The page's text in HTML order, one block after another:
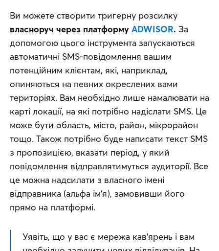
власноруч через платформу ADWISOR. За
допомогою цього інструмента запускаються
автоматичні SMS-повідомлення вашим
потенційним клієнтам, які, наприклад,
опиняються на певних окреслених вами
територіях. Вам необхідно лише намалювати на
карті локації, на які потрібно надіслати SMS. Це
може бути область, місто, район, мікрорайон
тощо. Також потрібно буде написати текст SMS
з пропозицією, вказати період, у який
повідомлення відправлятимуться аудиторії. Все
це можна надсилати з власного імені
відправника (альфа ім’я), замовивши його
прямо на платформі.
Уявіть, що у вас є мережа кав’ярень і вам